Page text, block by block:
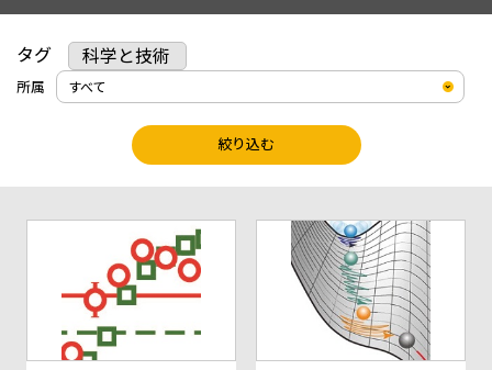
タグ 科学と技術
所属
絞り込む